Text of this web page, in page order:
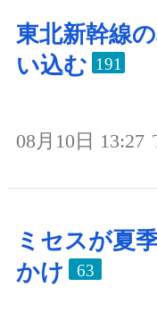
東北新幹線
い込む 191
08月10日 13:27
ミセスが夏
かけ
63